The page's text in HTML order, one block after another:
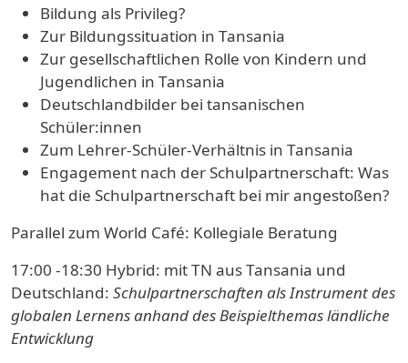
Bildung als Privileg?
Zur Bildungssituation in Tansania
Zur gesellschaftlichen Rolle von Kindern und
Jugendlichen in Tansania
Deutschlandbilder bei tansanischen
Schüler:innen
Zum Lehrer-Schüler-Verhältnis in Tansania
Engagement nach der Schulpartnerschaft: Was
hat die Schulpartnerschaft bei mir angestoßen?
Parallel zum World Café: Kollegiale Beratung
17:00 -18:30 Hybrid: mit TN aus Tansania und
Deutschland: Schulpartnerschaften als Instrument des
globalen Lernens anhand des Beispielthemas ländliche
Entwicklung